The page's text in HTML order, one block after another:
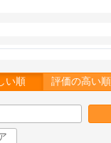
い順 評価の高い順